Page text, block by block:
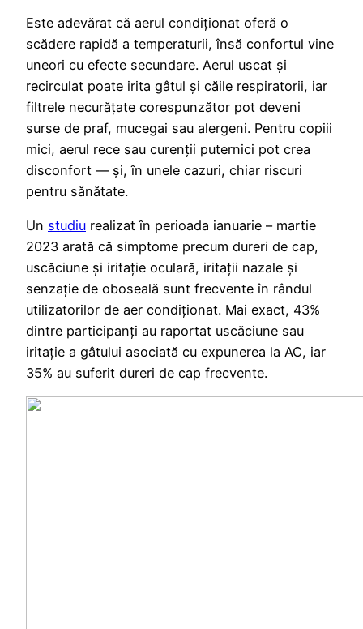
Este adevărat că aerul condiționat oferă o
scădere rapidă a temperaturii, însă confortul vine
uneori cu efecte secundare. Aerul uscat și
recirculat poate irita gâtul și căile respiratorii, iar
filtrele necurățate corespunzător pot deveni
surse de praf, mucegai sau alergeni. Pentru copiii
mici, aerul rece sau curenții puternici pot crea
disconfort — și, în unele cazuri, chiar riscuri
pentru sănătate.
Un studiu realizat în perioada ianuarie – martie
2023 arată că simptome precum dureri de cap,
uscăciune și iritație oculară, iritații nazale și
senzație de oboseală sunt frecvente în rândul
utilizatorilor de aer condiționat. Mai exact, 43%
dintre participanți au raportat uscăciune sau
iritație a gâtului asociată cu expunerea la AC, iar
35% au suferit dureri de cap frecvente.